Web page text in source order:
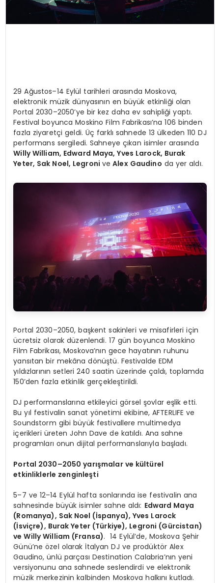
29 Ağustos–14 Eylül tarihleri arasında Moskova,
elektronik müzik dünyasının en büyük etkinliği olan
Portal 2030–2050’ye bir kez daha ev sahipliği yaptı.
Festival boyunca Moskino Film Fabrikası’na 106 binden
fazla ziyaretçi geldi. Üç farklı sahnede 13 ülkeden 110 DJ
performans sergiledi. Sahneye çıkan isimler arasında
Willy William, Edward Maya, Yves Larock, Burak
Yeter, Sak Noel, Legroni ve Alex Gaudino da yer aldı.
Portal 2030–2050, başkent sakinleri ve misafirleri için
ücretsiz olarak düzenlendi. 17 gün boyunca Moskino
Film Fabrikası, Moskova’nın gece hayatının ruhunu
yansıtan bir mekâna dönüştü. Festivalde EDM
yıldızlarının setleri 240 saatin üzerinde çaldı, toplamda
150’den fazla etkinlik gerçekleştirildi.
DJ performanslarına etkileyici görsel şovlar eşlik etti.
Bu yıl festivalin sanat yönetimi ekibine, AFTERLIFE ve
Soundstorm gibi büyük festivallere multimedya
içerikleri üreten John Dave de katıldı. Ana sahne
programları onun dijital performanslarıyla başladı.
Portal 2030–2050 yarışmalar ve kültürel
etkinliklerle zenginleşti
5–7 ve 12–14 Eylül hafta sonlarında ise festivalin ana
sahnesinde büyük isimler sahne aldı: Edward Maya
(Romanya), Sak Noel (İspanya), Yves Larock
(İsviçre), Burak Yeter (Türkiye), Legroni (Gürcistan)
ve Willy William (Fransa). 14 Eylül’de, Moskova Şehir
Günü’ne özel olarak İtalyan DJ ve prodüktör Alex
Gaudino, ünlü parçası Destination Calabria’nın yeni
versiyonunu ana sahnede seslendirdi ve elektronik
müzik merkezinin kalbinden Moskova halkını kutladı.